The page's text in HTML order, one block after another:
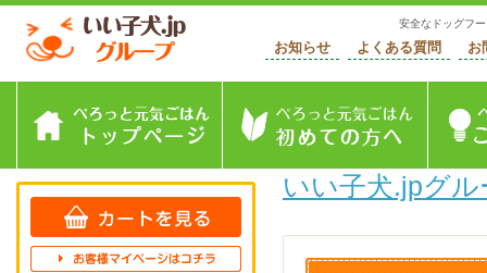
安全なドッグフ
お知らせ よくある質問 お
いい子犬.jpグル